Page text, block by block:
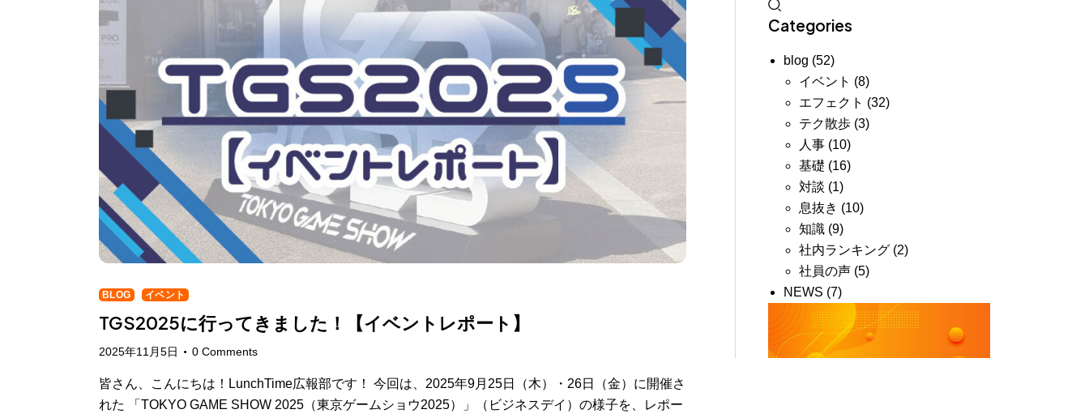
RECRUIT
BLOG
CONTACT
BLOG イベント
TGS2025に行ってきました！【イベントレポート】
2025年11月5日 0 Comments
皆さん、こんにちは！LunchTime広報部です！ 今回は、2025年9月25日（木）・26日（金）に開催さ
れた 「TOKYO GAME SHOW 2025（東京ゲームショウ2025）」（ビジネスデイ）の様子を、レポー
Categories
blog (52)
イベント (8)
エフェクト (32)
テク散歩(3)
人事(10)
基礎 (16)
対談 (1)
息抜き (10)
知識(9)
社内ランキング(2)
社員の声(5)
NEWS (7)